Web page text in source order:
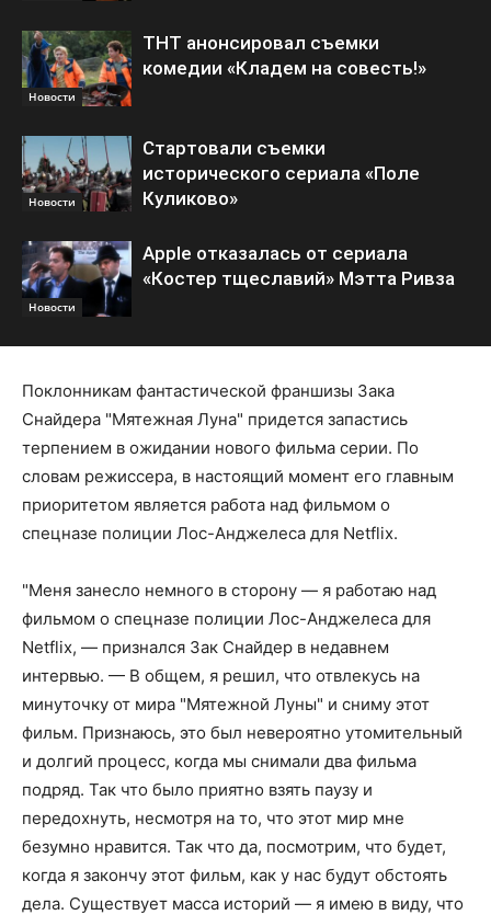
Новости
ТНТ анонсировал съемки
комедии «Кладем на совесть!»
Новости
Стартовали съемки
исторического сериала «Поле
Куликово»
Новости
Apple отказалась от сериала
«Костер тщеславий» Мэтта Ривза
Поклонникам фантастической франшизы Зака
Снайдера "Мятежная Луна" придется запастись
терпением в ожидании нового фильма серии. По
словам режиссера, в настоящий момент его главным
приоритетом является работа над фильмом о
спецназе полиции Лос-Анджелеса для Netflix.
"Меня занесло немного в сторону — я работаю над
фильмом о спецназе полиции Лос-Анджелеса для
Netflix, — признался Зак Снайдер в недавнем
интервью. — В общем, я решил, что отвлекусь на
минуточку от мира "Мятежной Луны" и сниму этот
фильм. Признаюсь, это был невероятно утомительный
и долгий процесс, когда мы снимали два фильма
подряд. Так что было приятно взять паузу и
передохнуть, несмотря на то, что этот мир мне
безумно нравится. Так что да, посмотрим, что будет,
когда я закончу этот фильм, как у нас будут обстоять
дела. Существует масса историй — я имею в виду, что